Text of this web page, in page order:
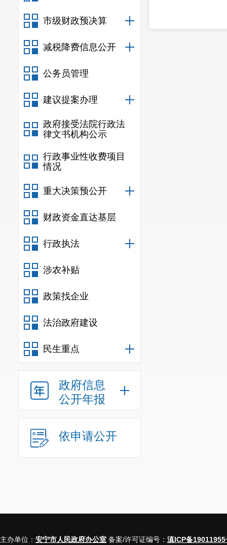
市级财政预决算
减税降费信息公开
公务员管理
建议提案办理
政府接受法院行政法
律文书机构公示
行政事业性收费项目
情况
重大决策预公开
财政资金直达基层
行政执法
涉农补贴
政策找企业
法治政府建设
民生重点
政府信息
公开年报
依申请公开
主办单位： 安宁市人民政府办公室 备案/许可证编号： 滇ICP备